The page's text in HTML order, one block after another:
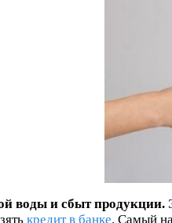
воды и сбыт продукции.
кредит в банке. Самый